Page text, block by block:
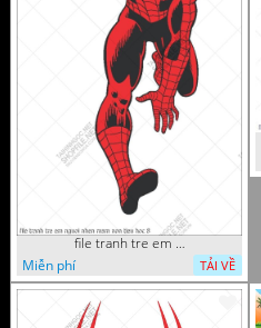
file tranh tre em nguoi nhen mam non tieu hoc 8
Miễn phí
TẢI VỀ